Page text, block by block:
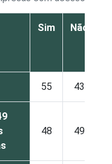
Sim
Não
55 43
48 49